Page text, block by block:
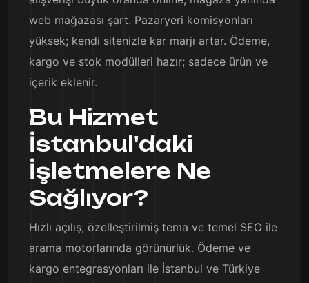
web mağazası şart. Pazaryeri komisyonları
yüksek; kendi sitenizle kar marjı artar. Ödeme,
kargo ve stok modülleri hazır; sadece ürün ve
içerik eklenir.
Bu Hizmet
İstanbul'daki
İşletmelere Ne
Sağlıyor?
Hızlı açılış; özelleştirilmiş tema ve temel SEO ile
arama motorlarında görünürlük. Ödeme ve
kargo entegrasyonları ile İstanbul ve Türkiye